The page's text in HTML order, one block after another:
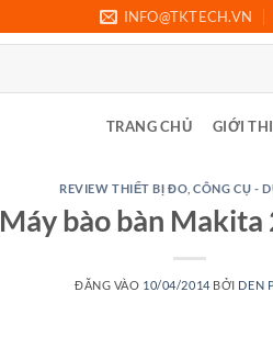
INFO@TKTECH.VN
TRANG CHỦ GIỚI
REVIEW THIẾT BỊ ĐO ,CÔNG CỤ -
Máy bào bàn
ĐĂNG VÀO 10/04/2014 BỞI DEN